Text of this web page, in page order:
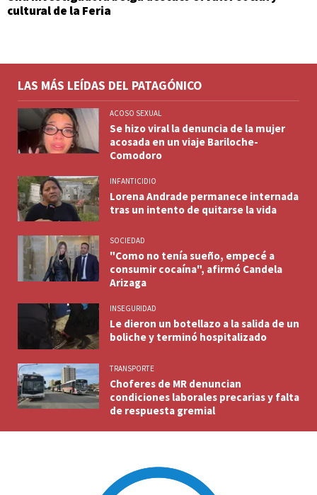
cultural de la Feria
LAS MÁS LEÍDAS DEL PATAGÓNICO
ACOSO SEXUAL
Se hizo viral la denuncia de la mujer
acosada en un viaje Bariloche-
Comodoro
INFANTICIDIO
Lorena Andrade permanece internada
tras un intento de quitarse la vida
SOCIEDAD
"Como no tenía sueño, empecé a
consumir cocaína", afirmó Candela
Arizaga
INSEGURIDAD
Le dieron un botellazo a la salida de un
boliche y terminó hospitalizado
TRANSPORTE
Choferes de MR denuncian
condiciones laborales precarias y falta
de respuesta gremial